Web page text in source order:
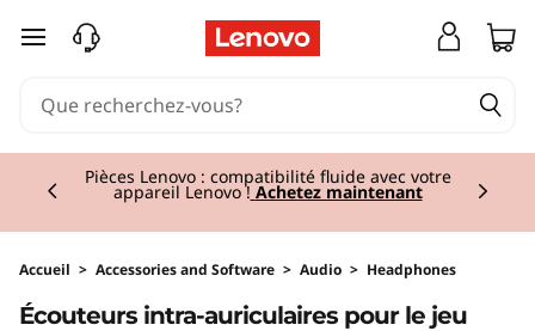
passer au contenu principal
Pièces Lenovo : compatibilité fluide avec votre
appareil Lenovo ! Achetez maintenant
Currently displaying item 2 of 3
Accueil > Accessories and Software > Audio > Headphones
Écouteurs intra-auriculaires pour le jeu